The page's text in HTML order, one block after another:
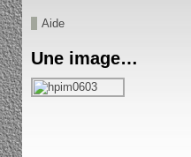
Aide
Une image…